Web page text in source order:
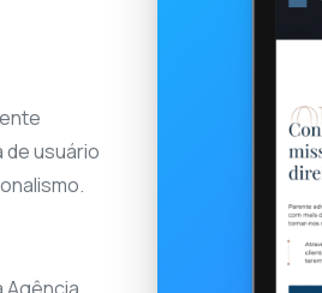
usuário